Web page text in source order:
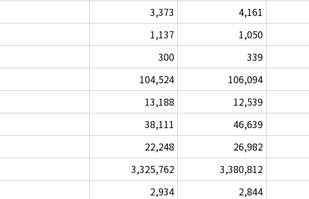
3,373 4,161
1,137 1,050
300 339
104,524 106,094
13,188 12,539
38,111 46,639
22,248 26,982
3,325,762 3,380,812
2,934 2,844